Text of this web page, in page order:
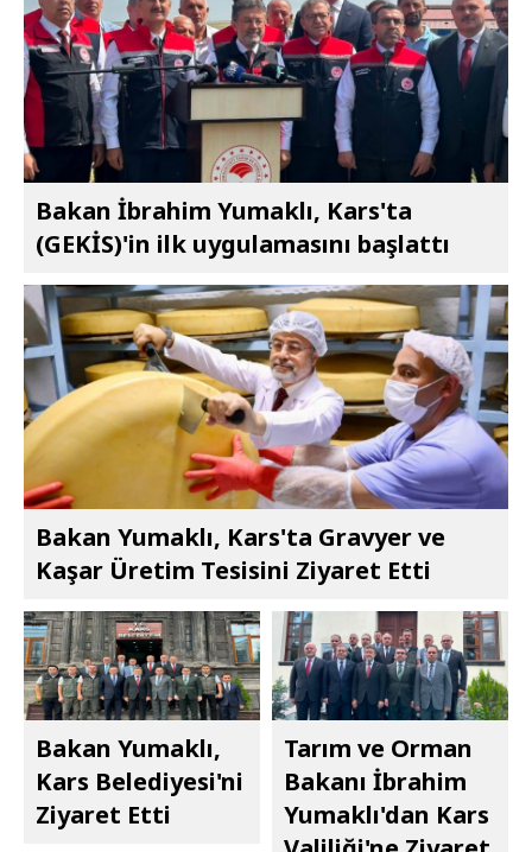
Bakan İbrahim Yumaklı, Kars'ta
(GEKİS)'in ilk uygulamasını başlattı
Bakan Yumaklı, Kars'ta Gravyer ve
Kaşar Üretim Tesisini Ziyaret Etti
Bakan Yumaklı,
Kars Belediyesi'ni
Ziyaret Etti
Tarım ve Orman
Bakanı İbrahim
Yumaklı'dan Kars